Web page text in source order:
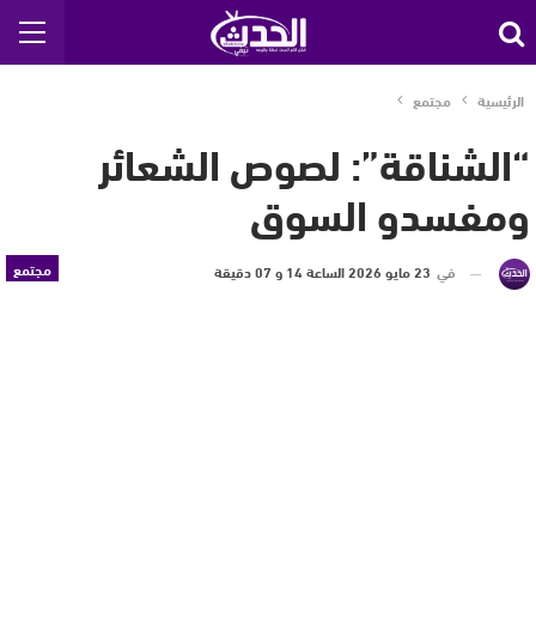
الرئيسية مجتمع
“الشناقة”: لصوص الشعائر
ومفسدو السوق
مجتمع في 23 مايو 2026 الساعة 14 و 07 دقيقة